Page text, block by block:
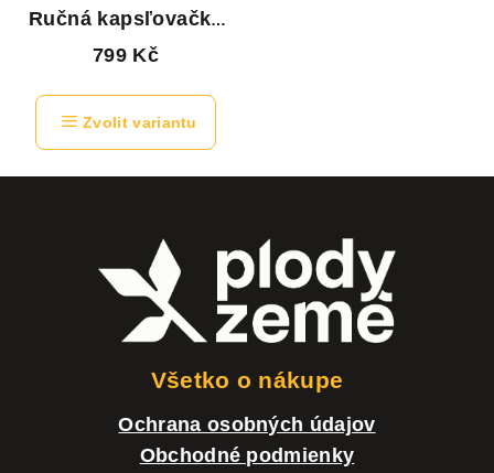
Ručná kapsľovačka
veľkosti 00
799 Kč
Zvolit variantu
Všetko o nákupe
Ochrana osobných údajov
Obchodné podmienky